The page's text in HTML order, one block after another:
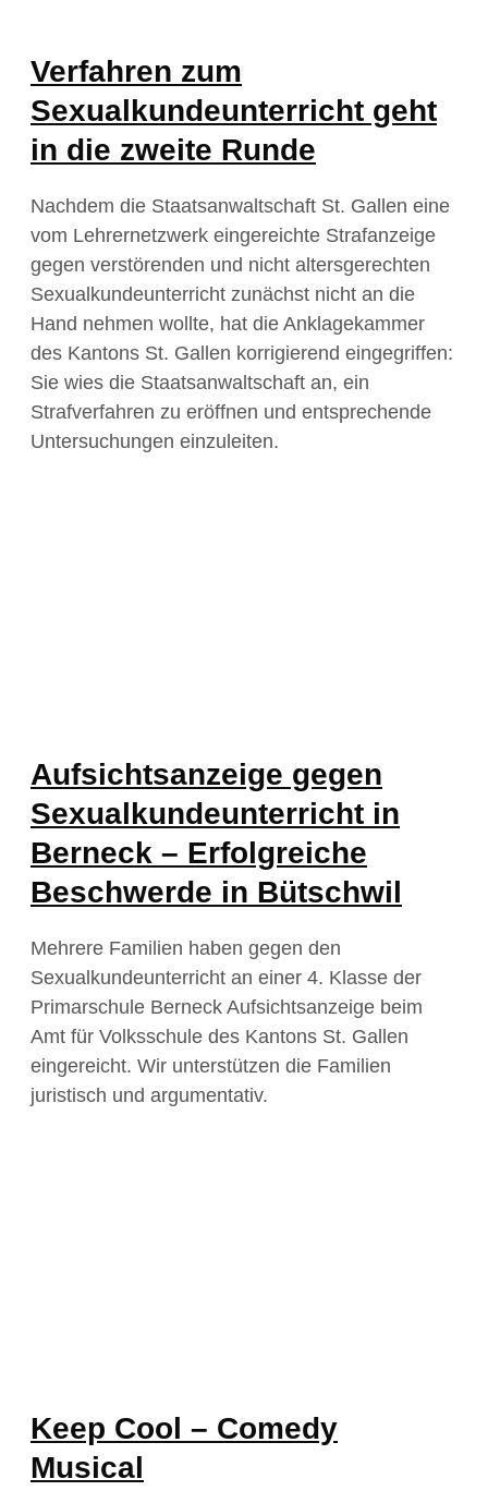
Verfahren zum
Sexualkundeunterricht geht
in die zweite Runde
Nachdem die Staatsanwaltschaft St. Gallen eine
vom Lehrernetzwerk eingereichte Strafanzeige
gegen verstörenden und nicht altersgerechten
Sexualkundeunterricht zunächst nicht an die
Hand nehmen wollte, hat die Anklagekammer
des Kantons St. Gallen korrigierend eingegriffen:
Sie wies die Staatsanwaltschaft an, ein
Strafverfahren zu eröffnen und entsprechende
Untersuchungen einzuleiten.
Aufsichtsanzeige gegen
Sexualkundeunterricht in
Berneck – Erfolgreiche
Beschwerde in Bütschwil
Mehrere Familien haben gegen den
Sexualkundeunterricht an einer 4. Klasse der
Primarschule Berneck Aufsichtsanzeige beim
Amt für Volksschule des Kantons St. Gallen
eingereicht. Wir unterstützen die Familien
juristisch und argumentativ.
Keep Cool – Comedy
Musical